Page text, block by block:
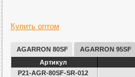
Купить оптом
AGARRON 80SF AGARRON 95SF
Артикул
P21-AGR-80SF-SR-012